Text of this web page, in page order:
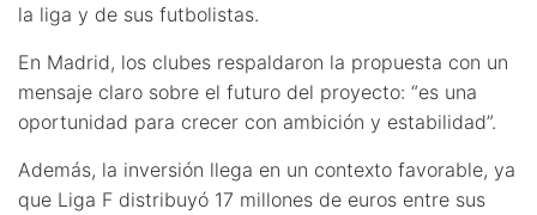
la liga y de sus futbolistas.
En Madrid, los clubes respaldaron la propuesta con un
mensaje claro sobre el futuro del proyecto: “es una
oportunidad para crecer con ambición y estabilidad”.
Además, la inversión llega en un contexto favorable, ya
que Liga F distribuyó 17 millones de euros entre sus